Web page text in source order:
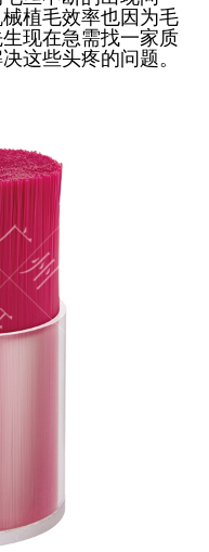
植毛效率也因为毛
现在急需找一家质
决这些头疼的问题。